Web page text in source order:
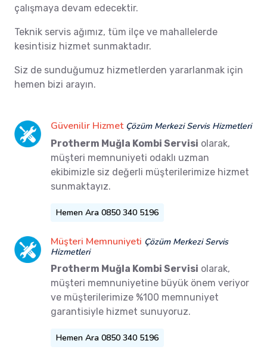
çalışmaya devam edecektir.
Teknik servis ağımız, tüm ilçe ve mahallelerde
kesintisiz hizmet sunmaktadır.
Siz de sunduğumuz hizmetlerden yararlanmak için
hemen bizi arayın.
Güvenilir Hizmet Çözüm Merkezi Servis Hizmetleri
Protherm Muğla Kombi Servisi olarak,
müşteri memnuniyeti odaklı uzman
ekibimizle siz değerli müşterilerimize hizmet
sunmaktayız.
Hemen Ara 0850 340 5196
Müşteri Memnuniyeti Çözüm Merkezi Servis
Hizmetleri
Protherm Muğla Kombi Servisi olarak,
müşteri memnuniyetine büyük önem veriyor
ve müşterilerimize %100 memnuniyet
garantisiyle hizmet sunuyoruz.
Hemen Ara 0850 340 5196